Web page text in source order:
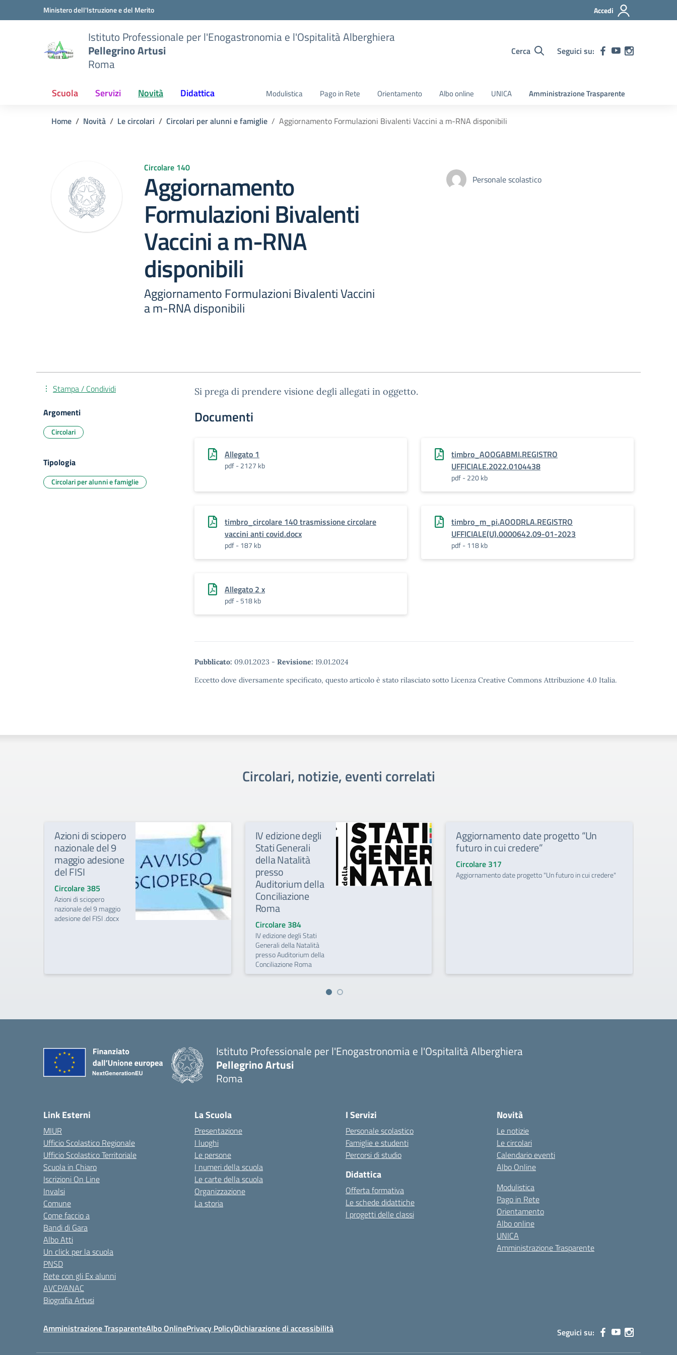
Vai ai contenuti
Vai al menu di navigazioneMinistero dell'Istruzione e del Merito Accedi
Istituto Professionale per l'Enogastronomia e l'Ospitalità Alberghiera
Pellegrino Artusi
Roma
Cerca Seguici su:
Scuola Servizi Novità Didattica Modulistica Pago in Rete Orientamento Albo online UNICA Amministrazione Trasparente
Home Novità Le circolari Circolari per alunni e famiglie Aggiornamento Formulazioni Bivalenti Vaccini a m-RNA disponibili
Circolare 140
Aggiornamento
Formulazioni Bivalenti
Vaccini a m-RNA
disponibili
Aggiornamento Formulazioni Bivalenti Vaccini
a m-RNA disponibili
Personale scolastico
Si prega di prendere visione degli allegati in oggetto.
Documenti
Allegato 1
pdf - 2127 kb
timbro_AOOGABMI.REGISTRO
UFFICIALE.2022.0104438
pdf - 220 kb
timbro_circolare 140 trasmissione circolare
vaccini anti covid.docx
pdf - 187 kb
timbro_m_pi.AOODRLA.REGISTRO
UFFICIALE(U).0000642.09-01-2023
pdf - 118 kb
Allegato 2 x
pdf - 518 kb
Pubblicato: 09.01.2023 - Revisione: 19.01.2024
Eccetto dove diversamente specificato, questo articolo è stato rilasciato sotto Licenza Creative Commons Attribuzione 4.0 Italia.
Stampa / Condividi
Argomenti
Circolari
Tipologia
Circolari per alunni e famiglie
Circolari, notizie, eventi correlati
Azioni di sciopero
nazionale del 9
maggio adesione
del FISI
Circolare 385
Azioni di sciopero
nazionale del 9 maggio
adesione del FISI .docx
IV edizione degli
Stati Generali
della Natalità
presso
Auditorium della
Conciliazione
Roma
Circolare 384
IV edizione degli Stati
Generali della Natalità
presso Auditorium della
Conciliazione Roma
Aggiornamento date progetto “Un
futuro in cui credere”
Circolare 317
Aggiornamento date progetto "Un futuro in cui credere"
Istituto Professionale per l'Enogastronomia e l'Ospitalità Alberghiera
Pellegrino Artusi
Roma
Link Esterni
MIUR
Ufficio Scolastico Regionale
Ufficio Scolastico Territoriale
Scuola in Chiaro
Iscrizioni On Line
Invalsi
Comune
Come faccio a
Bandi di Gara
Albo Atti
Un click per la scuola
PNSD
Rete con gli Ex alunni
AVCP/ANAC
Biografia Artusi
La Scuola
Presentazione
I luoghi
Le persone
I numeri della scuola
Le carte della scuola
Organizzazione
La storia
I Servizi
Personale scolastico
Famiglie e studenti
Percorsi di studio
Didattica
Offerta formativa
Le schede didattiche
I progetti delle classi
Novità
Le notizie
Le circolari
Calendario eventi
Albo Online
Modulistica
Pago in Rete
Orientamento
Albo online
UNICA
Amministrazione Trasparente
Amministrazione TrasparenteAlbo OnlinePrivacy PolicyDichiarazione di accessibilità Seguici su: